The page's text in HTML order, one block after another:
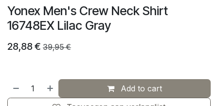
Yonex Men's Crew Neck Shirt
16748EX Lilac Gray
28,88€ 39,95€
Add to cart